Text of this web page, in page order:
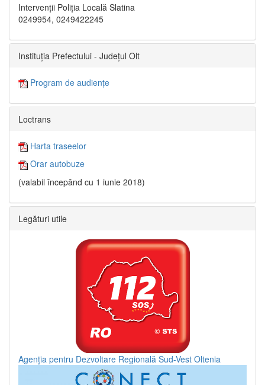
Intervenții Poliția Locală Slatina
0249954, 0249422245
Instituția Prefectului - Județul Olt
Program de audiențe
Loctrans
Harta traseelor
Orar autobuze
(valabil începând cu 1 iunie 2018)
Legături utile
Agenția pentru Dezvoltare Regională Sud-Vest Oltenia